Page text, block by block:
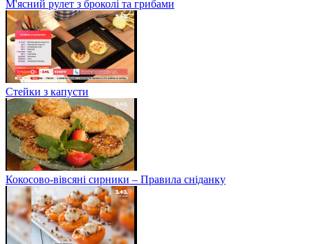
М'ясний рулет з броколі та грибами
Стейки з капусти
Кокосово-вівсяні сирники – Правила сніданку